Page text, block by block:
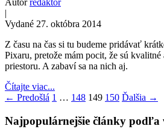
Autorredaktor
|
Vydané 27. októbra 2014
Z času na čas si tu budeme pridávať
Pixaru, pretože mám pocit, že sú kvalitné
priestoru. A zabaví sa na nich aj.
Čítajte viac...
← Predošlá 1 … 148 149 150 Ďalšia →
Najpopulárnejšie články podľa